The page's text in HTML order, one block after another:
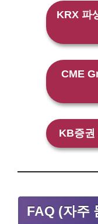
KRX 파
CME
KB증
FAQ (자주